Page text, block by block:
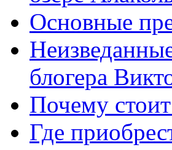
Основные
блогера
Почему
Где